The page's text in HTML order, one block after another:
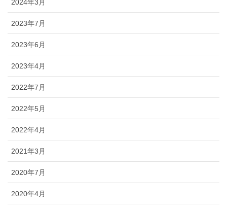
2024年3月
2023年7月
2023年6月
2023年4月
2022年7月
2022年5月
2022年4月
2021年3月
2020年7月
2020年4月